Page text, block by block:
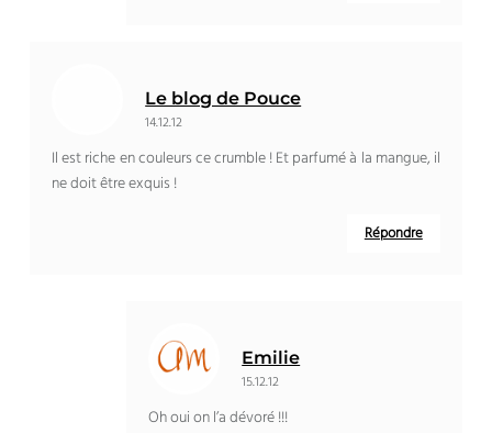
Le blog de Pouce
14.12.12
Il est riche en couleurs ce crumble ! Et parfumé à la mangue, il
ne doit être exquis !
Répondre
Emilie
15.12.12
Oh oui on l’a dévoré !!!